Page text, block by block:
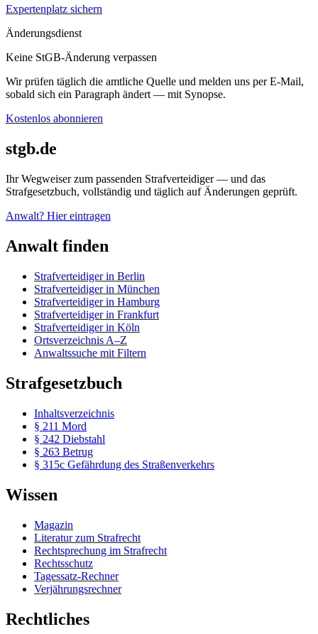
Expertenplatz sichern
Änderungsdienst
Keine StGB-Änderung verpassen
Wir prüfen täglich die amtliche Quelle und melden uns per E-Mail,
sobald sich ein Paragraph ändert — mit Synopse.
Kostenlos abonnieren
stgb.de
Ihr Wegweiser zum passenden Strafverteidiger — und das
Strafgesetzbuch, vollständig und täglich auf Änderungen geprüft.
Anwalt? Hier eintragen
Anwalt finden
Strafverteidiger in Berlin
Strafverteidiger in München
Strafverteidiger in Hamburg
Strafverteidiger in Frankfurt
Strafverteidiger in Köln
Ortsverzeichnis A–Z
Anwaltssuche mit Filtern
Strafgesetzbuch
Inhaltsverzeichnis
§ 211 Mord
§ 242 Diebstahl
§ 263 Betrug
§ 315c Gefährdung des Straßenverkehrs
Wissen
Magazin
Literatur zum Strafrecht
Rechtsprechung im Strafrecht
Rechtsschutz
Tagessatz-Rechner
Verjährungsrechner
Rechtliches